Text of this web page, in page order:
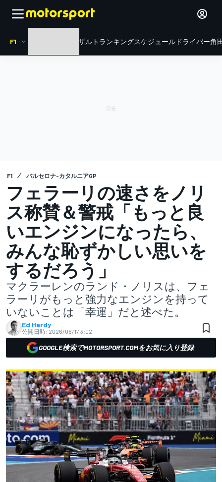
F1 リザルト ランキングスケジュール ドライバー角
F1 バルセロナ-カタルニアGP
フェラーリの速さをノリ
ス称賛＆警戒「もっと良
いエンジンになったら、
みんな恥ずかしい思いを
するだろう」
マクラーレンのランド・ノリスは、フェ
ラーリがもっと強力なエンジンを持って
いないことは「幸運」だと述べた。
Ed Hardy
公開日時: 2026/06/17 3:02
GOOGLE検索でMOTORSPORT.COMをお気に入り登録